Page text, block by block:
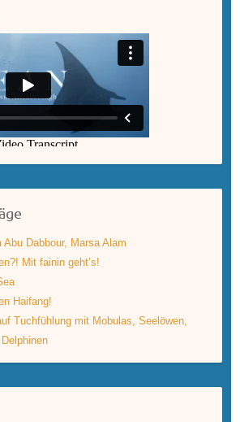
Dabbour, Marsa Alam
Mit fainin geht’s!
Haifang!
Tuchfühlung mit Mobulas, Seelöwen,